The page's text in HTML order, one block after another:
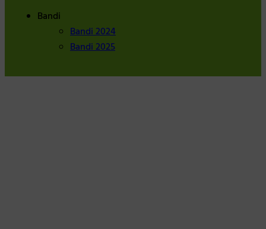
Bandi
Bandi 2024
Bandi 2025